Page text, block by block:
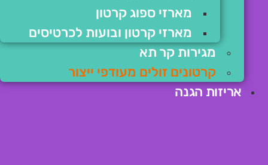
מארזי ספוג קרטון
מארזי קרטון ובועות לכרטיסים
מגירות קר תא
קרטונים זולים מעודפי ייצור
אריזות הגנה